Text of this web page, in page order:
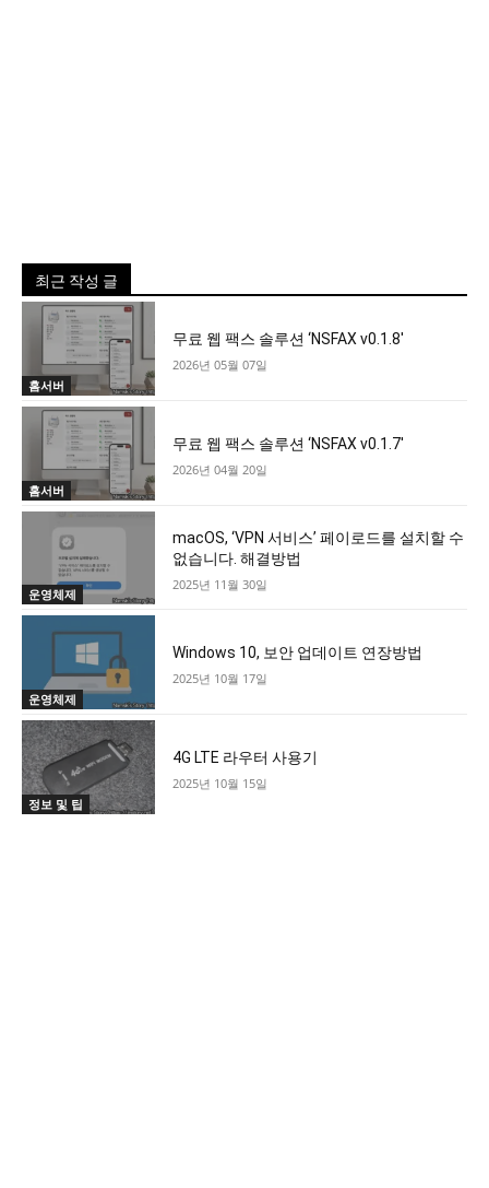
최근 작성 글
홈서버
무료 웹 팩스 솔루션 ‘NSFAX v0.1.8′
2026년 05월 07일
홈서버
무료 웹 팩스 솔루션 ‘NSFAX v0.1.7′
2026년 04월 20일
운영체제
macOS, ‘VPN 서비스’ 페이로드를 설치할 수
없습니다. 해결방법
2025년 11월 30일
운영체제
Windows 10, 보안 업데이트 연장방법
2025년 10월 17일
정보 및 팁
4G LTE 라우터 사용기
2025년 10월 15일